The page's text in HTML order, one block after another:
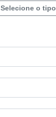
Selecione o tipo